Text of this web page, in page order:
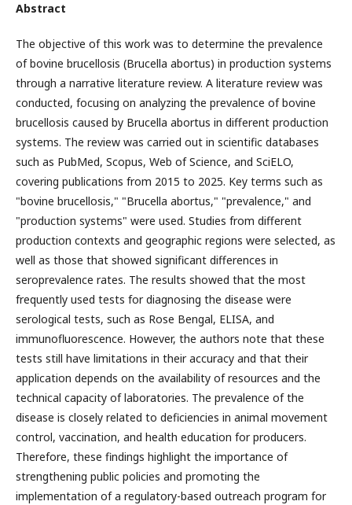
Abstract
The objective of this work was to determine the prevalence
of bovine brucellosis (Brucella abortus) in production systems
through a narrative literature review. A literature review was
conducted, focusing on analyzing the prevalence of bovine
brucellosis caused by Brucella abortus in different production
systems. The review was carried out in scientific databases
such as PubMed, Scopus, Web of Science, and SciELO,
covering publications from 2015 to 2025. Key terms such as
"bovine brucellosis," "Brucella abortus," "prevalence," and
"production systems" were used. Studies from different
production contexts and geographic regions were selected, as
well as those that showed significant differences in
seroprevalence rates. The results showed that the most
frequently used tests for diagnosing the disease were
serological tests, such as Rose Bengal, ELISA, and
immunofluorescence. However, the authors note that these
tests still have limitations in their accuracy and that their
application depends on the availability of resources and the
technical capacity of laboratories. The prevalence of the
disease is closely related to deficiencies in animal movement
control, vaccination, and health education for producers.
Therefore, these findings highlight the importance of
strengthening public policies and promoting the
implementation of a regulatory-based outreach program for